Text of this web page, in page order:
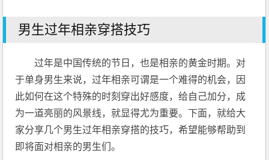
男生过年相亲穿搭技巧
过年是中国传统的节日，也是相亲的黄金时期。对
于单身男生来说，过年相亲可谓是一个难得的机会，因
此如何在这个特殊的时刻穿出好感度，给自己加分，成
为一道亮丽的风景线，就显得尤为重要。下面，就给大
家分享几个男生过年相亲穿搭的技巧，希望能够帮助到
即将面对相亲的男生们。